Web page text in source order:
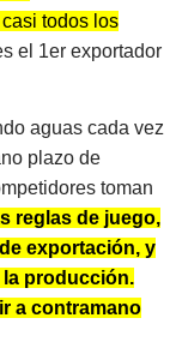
todos los
el 1er exportador
aguas cada vez
plazo de
toman
reglas de juego,
exportación, y
producción.
a contramano